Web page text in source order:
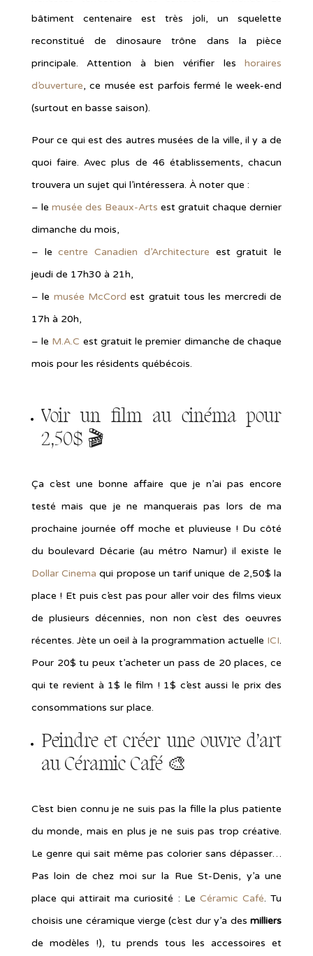
bâtiment centenaire est très joli, un squelette
reconstitué de dinosaure trône dans la pièce
principale. Attention à bien vérifier leshoraires
d’ouverture, ce musée est parfois fermé le week-end
(surtout en basse saison).
Pour ce qui est des autres musées de la ville, il y a de
quoi faire. Avec plus de 46 établissements, chacun
trouvera un sujet qui l’intéressera. À noter que :
– le musée des Beaux-Arts est gratuit chaque dernier
dimanche du mois,
– lecentre Canadien d’Architecture est gratuit le
jeudi de 17h30 à 21h,
– le musée McCord est gratuit tous les mercredi de
17h à 20h,
– le M.A.C est gratuit le premier dimanche de chaque
mois pour les résidents québécois.
Voir un film au cinéma pour
2,50$ 🎬
Ça c’est une bonne affaire que je n’ai pas encore
testé mais que je ne manquerais pas lors de ma
prochaine journée off moche et pluvieuse ! Du côté
du boulevard Décarie (au métro Namur) il existe le
Dollar Cinema qui propose un tarif unique de 2,50$ la
place ! Et puis c’est pas pour aller voir des films vieux
de plusieurs décennies, non non c’est des oeuvres
récentes. Jète un oeil à la programmation actuelle ICI.
Pour 20$ tu peux t’acheter un pass de 20 places, ce
qui te revient à 1$ le film ! 1$ c’est aussi le prix des
consommations sur place.
Peindre et créer une ouvre d’art
auCéramic Café🎨
C’est bien connu je ne suis pas la fille la plus patiente
du monde, mais en plus je ne suis pas trop créative.
Le genre qui sait même pas colorier sans dépasser…
Pas loin de chez moi sur la Rue St-Denis, y’a une
place qui attirait ma curiosité : Le Céramic Café. Tu
choisis une céramique vierge (c’est dur y’a desmilliers
de modèles !), tu prends tous les accessoires et